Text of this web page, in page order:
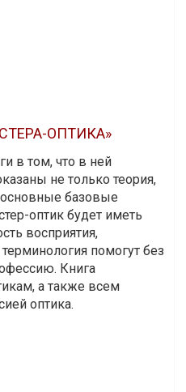
ОПТИКА»
в том, что в ней
не только теория,
основные базовые
оптик будет иметь
восприятия,
помогут без
Книга
а также всем
оптика.